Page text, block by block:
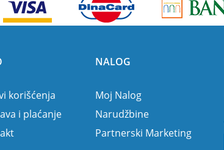
korišćenja
i plaćanje
NALOG
Moj Nalog
Narudžbine
Partnerski Marketing